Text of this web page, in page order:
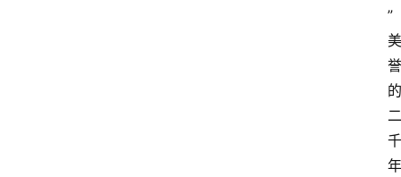
”
美
誉
的
二
千
年